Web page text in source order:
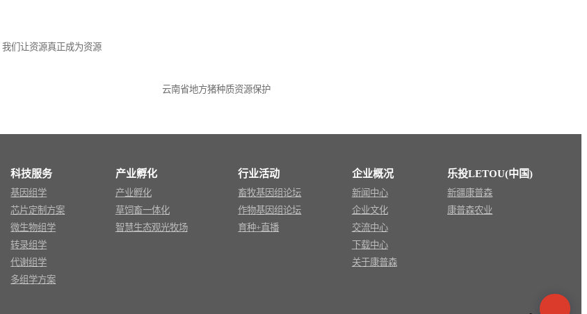
们让资源真正成为资源
云南省地方猪种质资源保护
科技服务
基因组学
芯片定制方案
微生物组学
转录组学
代谢组学
多组学方案
产业孵化
产业孵化
草饲畜一体化
智慧生态观光牧场
行业活动
畜牧基因组论坛
作物基因组论坛
育种+直播
企业概况
新闻中心
企业文化
交流中心
下载中心
关于康普森
乐投LETOU(中国)
新疆康普森
康普森农业